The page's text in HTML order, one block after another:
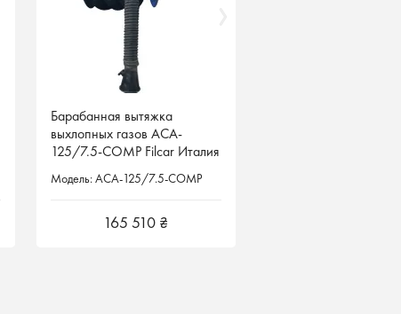
Барабанная вытяжка
выхлопных газов ACA-
125/7.5-COMP Filcar Италия
Модель: ACA-125/7.5-COMP
165 510 ₴
Барабанная вытяжка
выхлопных газов ACA-
125/7.5-COMP Filcar Италия
Модель: ACA-125/7.5-COMP
165 510 ₴